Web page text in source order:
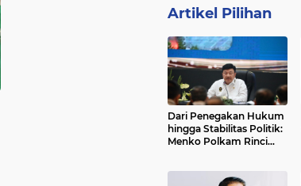
Artikel Pilihan
Dari Penegakan Hukum
hingga Stabilitas Politik:
Menko Polkam Rinci